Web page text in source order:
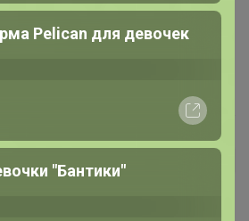
Качество пока кажется норм,
к телу, не хочется снимать. На
Pelican для девочек